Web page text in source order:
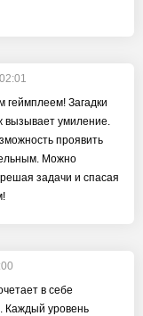
геймплеем! Загадки
вызывает умиление.
проявить
Можно
задачи и спасая
в себе
Каждый уровень